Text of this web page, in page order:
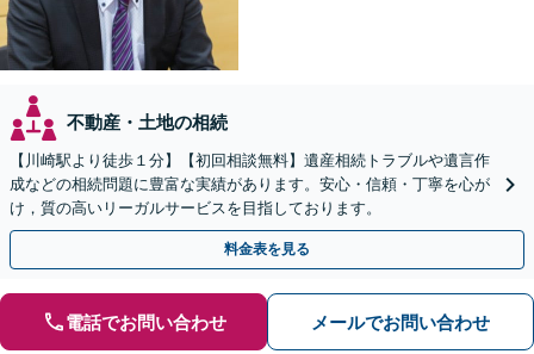
不動産・土地の相続
【川崎駅より徒歩１分】【初回相談無料】遺産相続トラブルや遺言作
成などの相続問題に豊富な実績があります。安心・信頼・丁寧を心が
け，質の高いリーガルサービスを目指しております。
料金表を見る
電話でお問い合わせ メールでお問い合わせ